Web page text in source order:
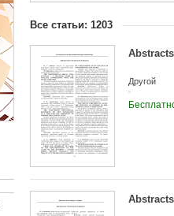
Все статьи: 1203
Другой